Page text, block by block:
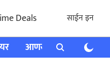
Deals साईन इन
आणखी राशी भविष्य